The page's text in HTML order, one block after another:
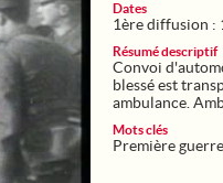
Dates
1ère diffusion :
Résumé descriptif
Convoi
blessé est
ambulance.
Mots clés
Première